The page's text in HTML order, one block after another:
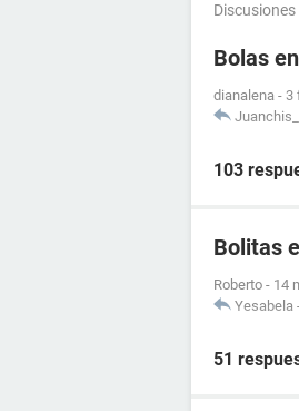
Bolas
dianalena - 3
103
Bolitas
Roberto - 14
Yesabela
51